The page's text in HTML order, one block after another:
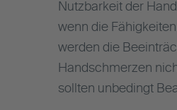
Nutzbarkeit der
wenn die
werden die
Handschmerzen
sollten unbedingt